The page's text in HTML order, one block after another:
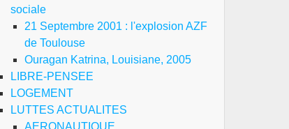
sociale
21 Septembre 2001 : l'explosion AZF
de Toulouse
Ouragan Katrina, Louisiane, 2005
LIBRE-PENSEE
LOGEMENT
LUTTES ACTUALITES
AERONAUTIQUE